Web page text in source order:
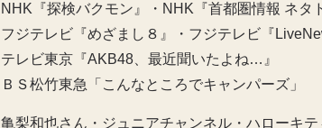
NHK『探検バクモン』・NHK『首都圏情報 ネタ
フジテレビ『めざまし８』・フジテレビ『
テレビ東京『AKB48、最近聞いたよね…』
ＢＳ松竹東急「こんなところでキャンパーズ
亀梨和也さん・ジュニアチャンネル・ハローキ